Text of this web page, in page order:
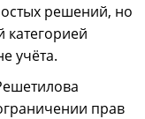
решений, но
категорией
учёта.
прав